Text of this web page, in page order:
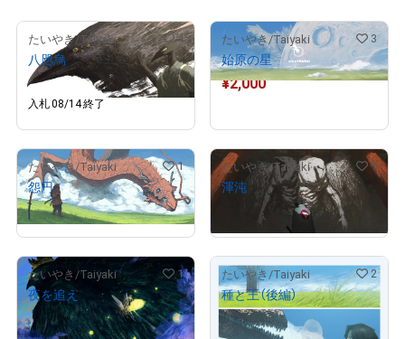
たいやき/Taiyaki 4
八咫烏
現在¥9,000
入札08/14終了
たいやき/Taiyaki 3
始原の星
¥2,000
たいやき/Taiyaki 1
怨円
¥10,000
たいやき/Taiyaki 1
渾沌
10,000
たいやき/Taiyaki 1
夜を追え
¥ 9,000
たいやき/Taiyaki 2
種と王（後編）
セット価格 ¥15,000